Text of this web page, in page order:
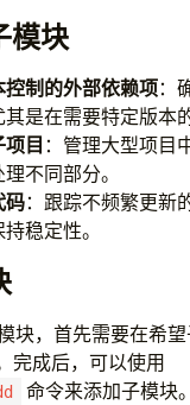
模块
制的外部依赖项：
是在需要特定版本
目 ：管理大型项目
不同部分。
码：跟踪不频繁更新
稳定性。
块，首先需要在希
完成后，可以使用
命令来添加子模块